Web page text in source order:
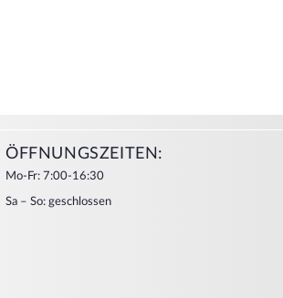
ÖFFNUNGSZEITEN:
Mo-Fr: 7:00-16:30
Sa – So: geschlossen